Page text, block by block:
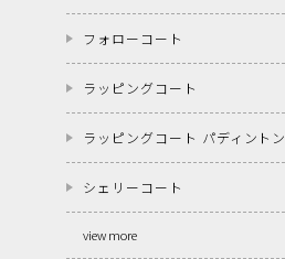
フォローコート
ラッピングコート
ラッピングコート パディントン
シェリーコート
view more